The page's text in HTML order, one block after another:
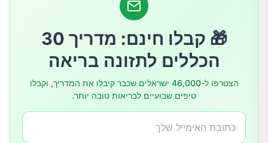
אילו טיפולים קיימים להפרעות לסת TMJ?
כמה דוגמאות לטיפולי TMJ (לא ניתוחיים)
אילו עוד טיפולים יש?
🎁 קבלו חינם: מדריך 30
הכללים לתזונה בריאה
הצטרפו ל-46,000 ישראלים שכבר קיבלו את המדריך, וקבלו
טיפים שבועיים לבריאות טובה יותר.